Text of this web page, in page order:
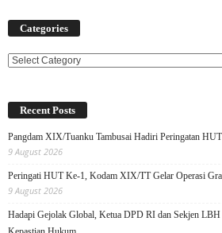
Categories
Categories
Recent Posts
Pangdam XIX/Tuanku Tambusai Hadiri Peringatan
9 August 2026
Peringati HUT Ke-1, Kodam XIX/TT Gelar Operasi
9 August 2026
Hadapi Gejolak Global, Ketua DPD RI dan Sekjen LBH